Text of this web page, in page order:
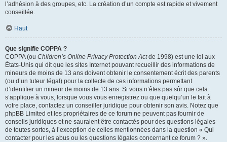
l’adhésion à des groupes, etc. La création d’un compte est rapide et vivement
conseillée.
Haut
Que signifie COPPA ?
COPPA (ou Children’s Online Privacy Protection Actde 1998) est une loi aux
États-Unis qui dit que les sites Internet pouvant recueillir des informations de
mineurs de moins de 13 ans doivent obtenir le consentement écrit des parents
(ou d’un tuteur légal) pour la collecte de ces informations permettant
d’identifier un mineur de moins de 13 ans. Si vous n’êtes pas sûr que cela
s’applique à vous, lorsque vous vous enregistrez ou que quelqu’un le fait à
votre place, contactez un conseiller juridique pour obtenir son avis. Notez que
phpBB Limited et les propriétaires de ce forum ne peuvent pas fournir de
conseils juridiques et ne sauraient être contactés pour des questions légales
de toutes sortes, à l’exception de celles mentionnées dans la question « Qui
contacter pour les abus ou les questions légales concernant ce forum ? ».